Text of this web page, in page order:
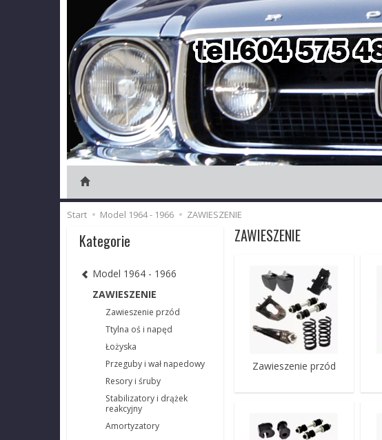
Start Model 1964 - 1966 ZAWIESZENIE
ZAWIESZENIE
Zawieszenie przód
Kategorie
Model 1964 - 1966
ZAWIESZENIE
Zawieszenie przód
Ttylna oś i napęd
Łożyska
Przeguby i wał napedowy
Resory i śruby
Stabilizatory i drążek
reakcyjny
Amortyzatory